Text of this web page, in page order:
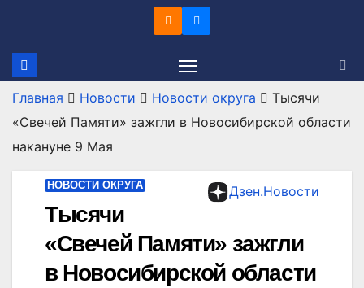
содержимому
Главная Новости Новости округа
Тысячи
«Свечей Памяти» зажгли в Новосибирской области
накануне 9 Мая
Дзен.Новости
НОВОСТИ ОКРУГА
Тысячи
«Свечей Памяти» зажгли
в Новосибирской области